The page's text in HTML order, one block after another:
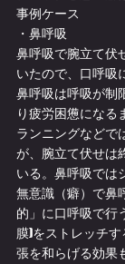
事例ケース
・鼻呼吸
鼻呼吸で腕立て伏
いたので、口呼吸
鼻呼吸は呼吸が制
り疲労困憊になる
ランニングなどで
が、腕立て伏せは
いる。鼻呼吸では
無意識（癖）で鼻
的」に口呼吸で行
膜)をストレッチ
張を和らげる効果